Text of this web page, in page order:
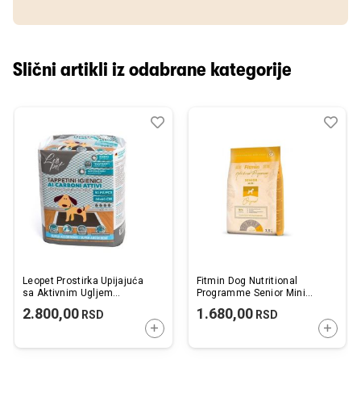
Slični artikli iz odabrane kategorije
Leopet Prostirka Upijajuća
sa Aktivnim Ugljem
2.800,00 RSD
DODAJTE U KORPU
Dodaj
Uporedi
Fitmin Dog Nutritional
Programme Senior Mini
1.680,00RSD